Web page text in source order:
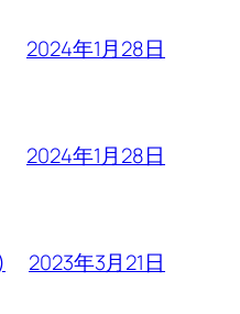
2024年1月28日
2024年1月28日
2023年3月21日